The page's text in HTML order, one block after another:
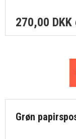
270,00 DKK
Grøn